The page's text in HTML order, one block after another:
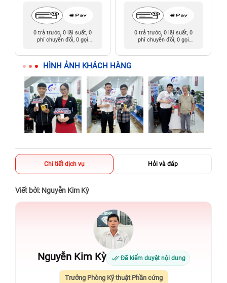
0 trả trước, 0 lãi suất, 0
phí chuyển đổi, 0 gọi
0 trả trước, 0 lãi suất, 0
phí chuyển đổi, 0 gọi
HÌNH ẢNH KHÁCH HÀNG
Chi tiết dịch vụ Hỏi và đáp
Viết bởi: Nguyễn Kim Kỳ
Nguyễn Kim Kỳ Đã kiểm duyệt nội dung
Trưởng Phòng Kỹ thuật Phần cứng